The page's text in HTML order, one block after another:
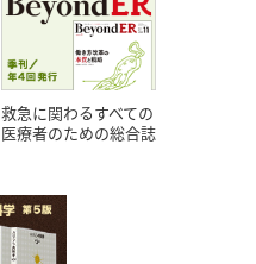
救急に関わるすべての
医療者のための総合誌